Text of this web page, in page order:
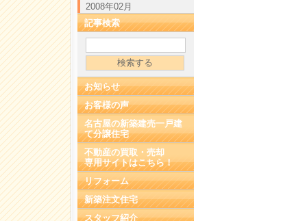
2008年02月
記事検索
お知らせ
お客様の声
名古屋の新築建売一戸建
て分譲住宅
不動産の買取・売却
専用サイトはこちら！
リフォーム
新築注文住宅
スタッフ紹介